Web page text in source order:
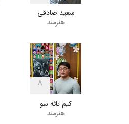
ششمین
کارتون
سعید صادقی
هنرمند
765
8
کیم تائه سو
هنرمند